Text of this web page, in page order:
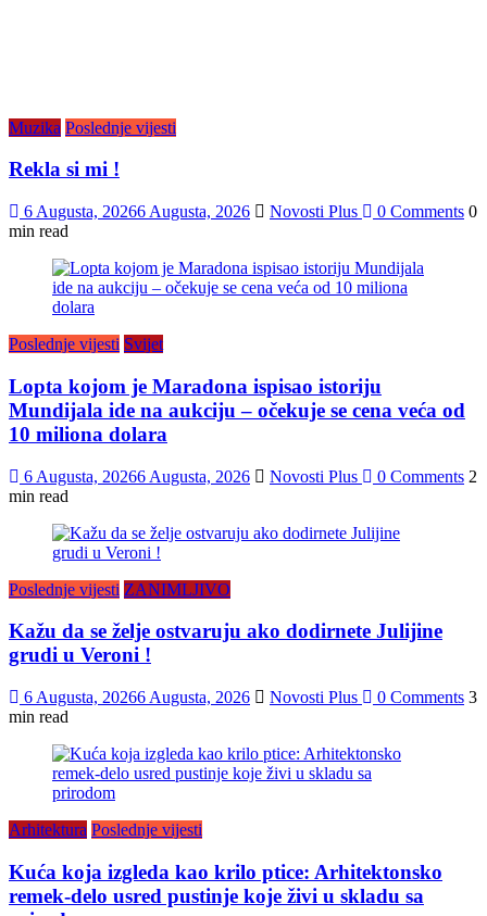
Muzika Poslednje vijesti
Rekla si mi !
6 Augusta, 20266 Augusta, 2026 Novosti Plus 0 Comments 0
min read
Poslednje vijesti Svijet
Lopta kojom je Maradona ispisao istoriju
Mundijala ide na aukciju – očekuje se cena veća od
10 miliona dolara
6 Augusta, 20266 Augusta, 2026 Novosti Plus 0 Comments 2
min read
Poslednje vijesti ZANIMLJIVO
Kažu da se želje ostvaruju ako dodirnete Julijine
grudi u Veroni !
6 Augusta, 20266 Augusta, 2026 Novosti Plus 0 Comments 3
min read
Arhitektura Poslednje vijesti
Kuća koja izgleda kao krilo ptice: Arhitektonsko
remek-delo usred pustinje koje živi u skladu sa